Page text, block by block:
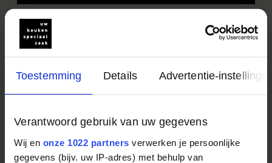
Toestemming Details Advertentie-
Verantwoord gebruik van uw gegevens
Wij en onze 1022 partners verwerken je persoonlijke
gegevens (bijv. uw IP-adres) met behulp van
Hoe wilt u het boek ontvangen?
Ik wil het boek direct online bekijken
Ik wil het boek per post ontvangen (duurt ca. 5
werkdagen)
Mevr.
Voornaam